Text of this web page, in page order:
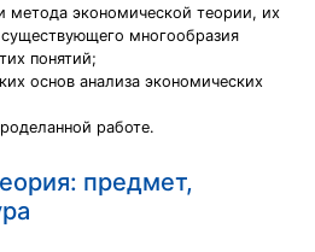
метода экономической теории, их
многообразия
понятий;
основ анализа экономических
работе.
предмет,